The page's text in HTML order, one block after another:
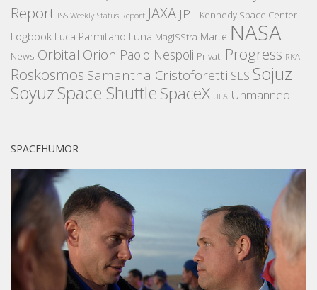
Report ISS Weekly Status Report JAXA JPL Kennedy Space Center
Logbook Luca Parmitano Luna MagISStra Marte NASA
News Orbital Orion Paolo Nespoli Privati Progress RKA
Roskosmos Samantha Cristoforetti SLS Sojuz
SoyuzSpace ShuttleSpaceX ULA Unmanned
SPACEHUMOR